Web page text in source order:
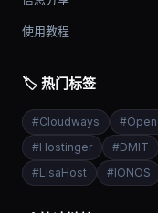
使用教程
🏷️ 热门标签
#Cloudways #
#Hostinger #DMIT
#LisaHost #IONOS